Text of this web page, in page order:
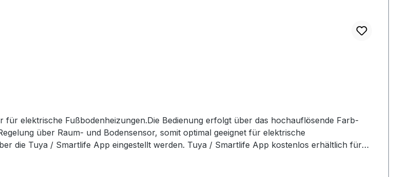
elektrische Fußbodenheizungen.Die Bedienung erfolgt über das hochauflösende Farb-
über Raum- und Bodensensor, somit optimal geeignet für elektrische
die Tuya / Smartlife App eingestellt werden. Tuya / Smartlife App kostenlos erhältlich für